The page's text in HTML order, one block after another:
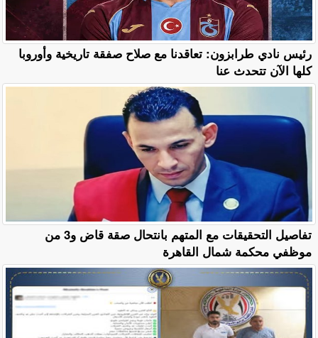
رئيس نادي طرابزون: تعاقدنا مع صلاح صفقة تاريخية وأوروبا
كلها الآن تتحدث عنا
تفاصيل التحقيقات مع المتهم بانتحال صقة قاض و3 من
موظفي محكمة شمال القاهرة